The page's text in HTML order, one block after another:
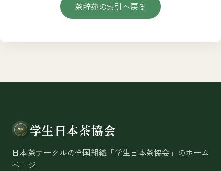
茶辞苑の索引へ戻る
学生日本茶協会
日本茶サークルの全国組織「学生日本茶協会」のホーム
ページ